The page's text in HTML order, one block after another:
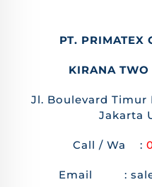
PT. PRIMATEX
KIRANA
Jl. Boulevard Timur
Jakarta
Call / Wa :
Email :